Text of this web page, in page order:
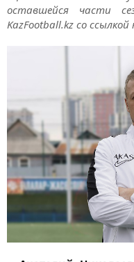
оставшейся части
KazFootball.kz со